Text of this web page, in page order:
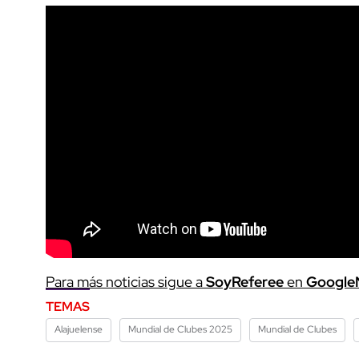
Para más noticias sigue aSoyRefereeen
TEMAS
Alajuelense Mundial de Clubes 2025 Mundial de Clubes